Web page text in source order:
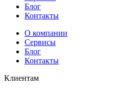
Блог
Контакты
О компании
Сервисы
Блог
Контакты
Клиентам